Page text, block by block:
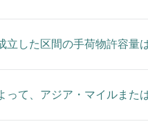
立した区間の手荷物許容量
って、アジア・マイルまた